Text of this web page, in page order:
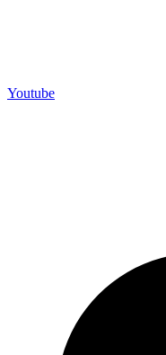
Youtube